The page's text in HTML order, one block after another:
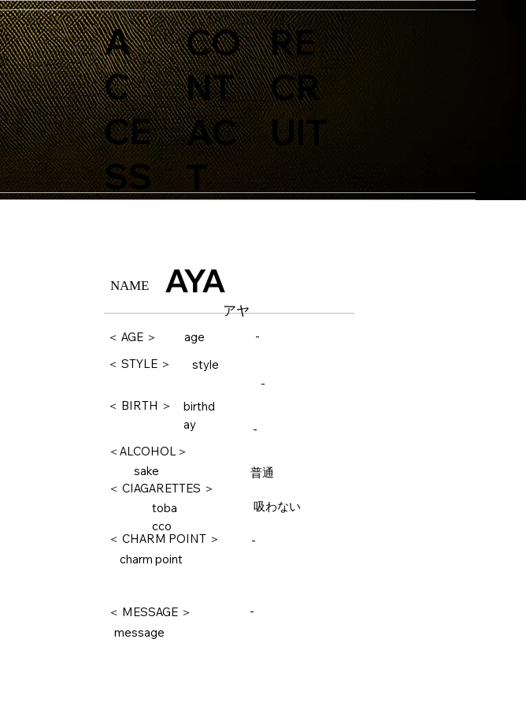
A
C
CE
SS
CO
NT
AC
T
RE
CR
UIT
AYA
アヤ
NAME
＜ AGE ＞ age
-
＜ STYLE ＞
style
-
＜ BIRTH ＞
birthd
ay
-
＜ALCOHOL＞
sake
普通
＜ CIAGARETTES ＞
toba
cco
吸わない
＜ CHARM POINT ＞
charm point
-
＜ MESSAGE ＞
message
-